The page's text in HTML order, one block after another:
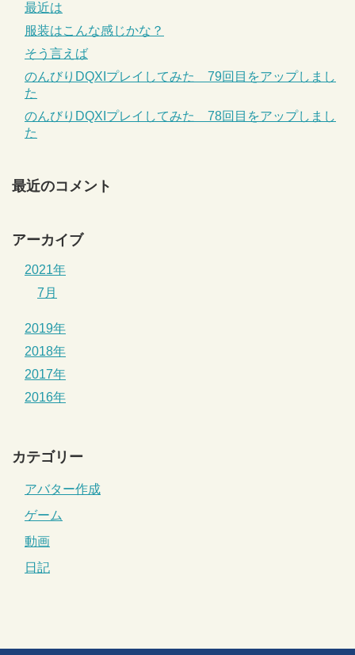
最近は
服装はこんな感じかな？
そう言えば
のんびりDQXIプレイしてみた 79回目をアップしまし
た
のんびりDQXIプレイしてみた 78回目をアップしまし
た
最近のコメント
アーカイブ
2021年
7月
2019年
2018年
2017年
2016年
カテゴリー
アバター作成
ゲーム
動画
日記